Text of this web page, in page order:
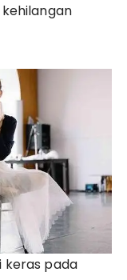
keras pada